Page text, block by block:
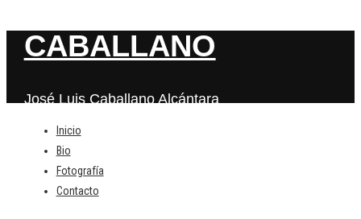
CABALLANO
José Luis Caballano Alcántara
Inicio
Bio
Fotografía
Contacto
Deja una respuesta